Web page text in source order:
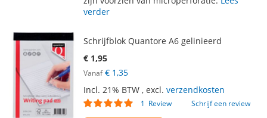
verder
Schrijfblok Quantore A6 gelinieerd
€ 1,95
Vanaf € 1,35
Incl. 21% BTW , excl. verzendkosten
Waardering:
1 Review Schrijf een review